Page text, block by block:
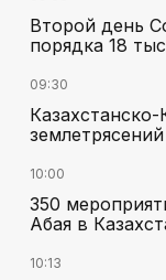
Второй день
порядка 18
09:30
10:00
350
Абая в
10:13